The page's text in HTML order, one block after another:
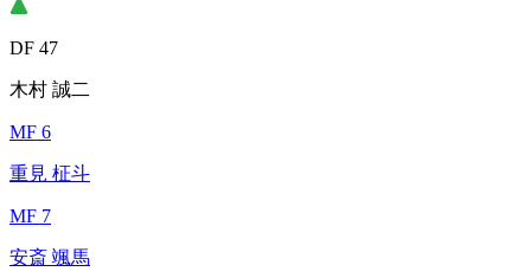
DF 47
木村 誠二
MF 6
重見 柾斗
MF 7
安斎 颯馬